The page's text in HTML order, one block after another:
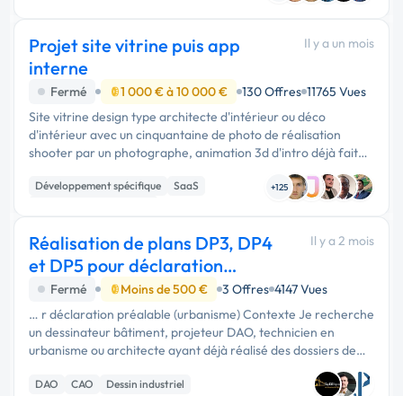
Projet site vitrine puis app
interne
Il y a un mois
Fermé 1 000 € à 10 000 € 130 Offres 11765 Vues
Site vitrine design type architecte d'intérieur ou déco
d'intérieur avec un cinquantaine de photo de réalisation
shooter par un photographe, animation 3d d'intro déjà faite,
mais elle sera en background puis accéder à l'app la …
Développement spécifique
SaaS
+125
Réalisation de plans DP3, DP4
et DP5 pour déclaration
préalable
Il y a 2 mois
Fermé Moins de 500 € 3 Offres 4147 Vues
… r déclaration préalable (urbanisme) Contexte Je recherche
un dessinateur bâtiment, projeteur DAO, technicien en
urbanisme ou architecte ayant déjà réalisé des dossiers de
déclaration préalable en France. J'ai déposé une déclaration
…DAO CAO Dessin industriel